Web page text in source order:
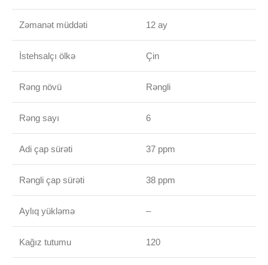
Zəmanət müddəti 12 ay
İstehsalçı ölkə Çin
Rəng növü Rəngli
Rəng sayı 6
Adi çap sürəti 37 ppm
Rəngli çap sürəti 38 ppm
Aylıq yükləmə –
Kağız tutumu 120